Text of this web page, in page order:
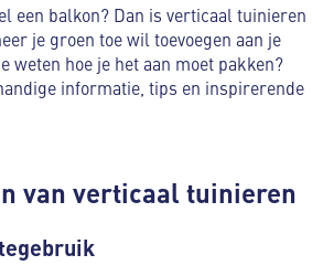
een balkon? Dan is verticaal tuinieren
je groen toe wil toevoegen aan je
weten hoe je het aan moet pakken?
informatie, tips en inspirerende
van verticaal tuinieren